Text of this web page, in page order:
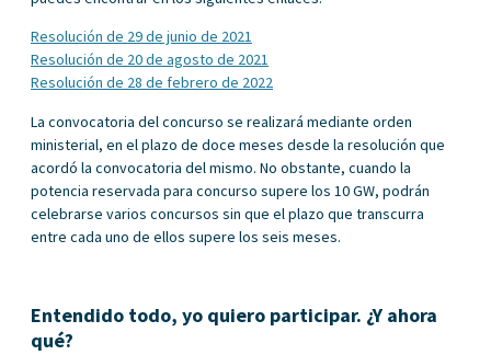
Resolución de 29 de junio de 2021
Resolución de 20 de agosto de 2021
Resolución de 28 de febrero de 2022
La convocatoria del concurso se realizará mediante orden
ministerial, en el plazo de doce meses desde la resolución que
acordó la convocatoria del mismo. No obstante, cuando la
potencia reservada para concurso supere los 10 GW, podrán
celebrarse varios concursos sin que el plazo que transcurra
entre cada uno de ellos supere los seis meses.
Entendido todo, yo quiero participar. ¿Y ahora
qué?